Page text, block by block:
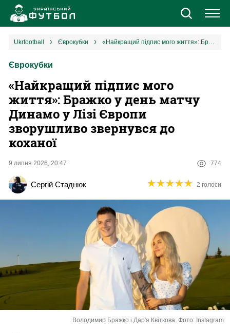
Новини
Єврокубки
УПЛ
Різне
Букмекери
Казино
ukrfootball єврокубки «‎Найкращий підпис мого життя»: Бражко у день матчу Динамо у Лізі Європи зворушливо звернувся до коханої
Єврокубки
«‎Найкращий підпис мого
життя»: Бражко у день матчу
Динамо у Лізі Європи
зворушливо звернувся до
коханої
9 липня 2026, 20:47 774
Сергій Стаднюк ★★★★★
★★★★★ 2 голоси
Володимир Бражко і Дар'я Квіткова. Фото: Instagram